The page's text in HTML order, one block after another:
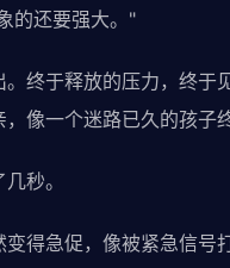
的还要强大。"
终于释放的压力，终于
像一个迷路已久的孩子
秒。
变得急促，像被紧急信号